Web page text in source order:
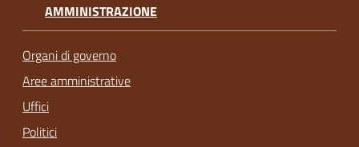
AMMINISTRAZIONE
Organi di governo
Aree amministrative
Uffici
Politici